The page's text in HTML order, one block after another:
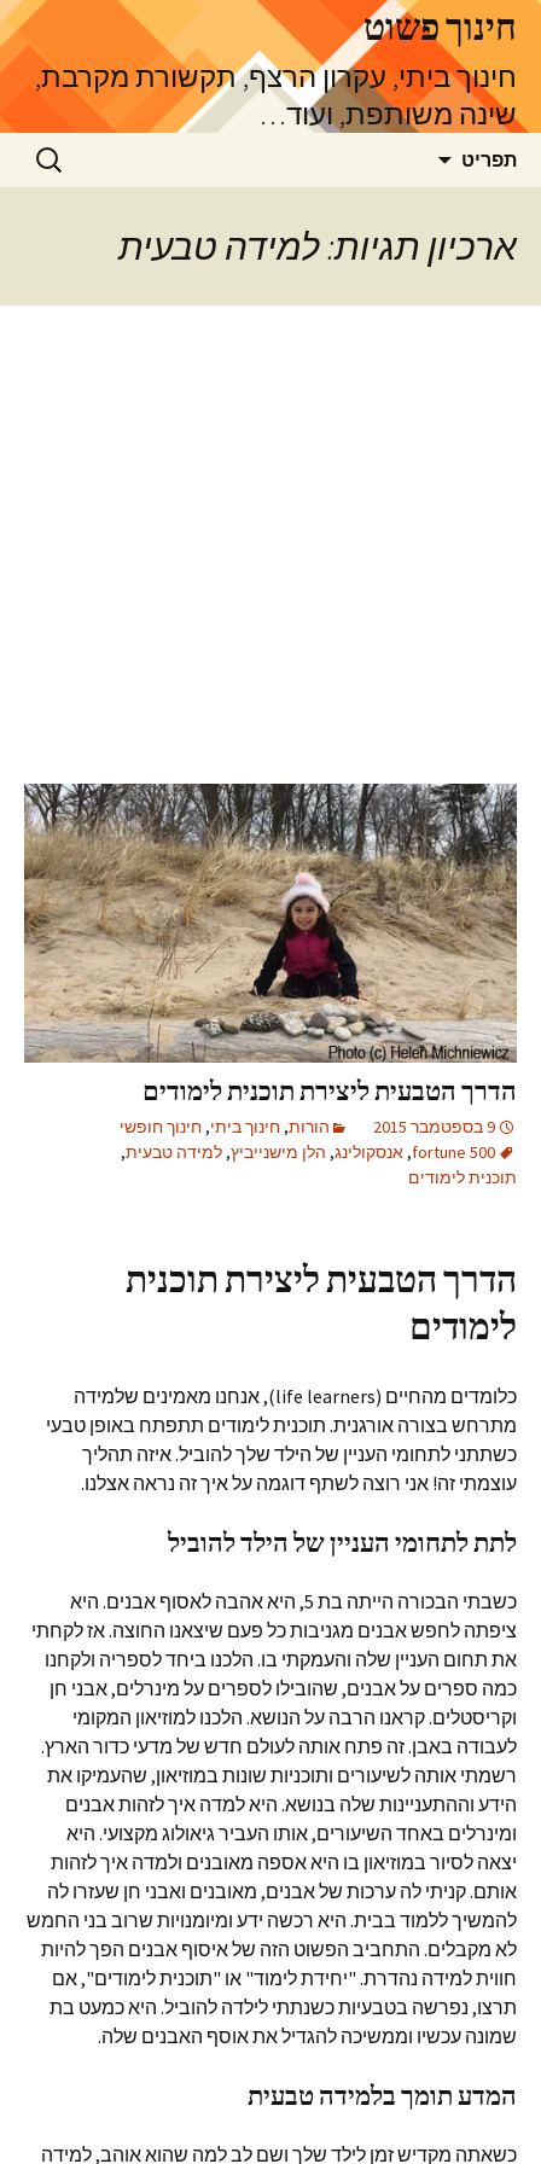
לדלג
לתוכןחינוך פשוט
חינוך ביתי, עקרון הרצף, תקשורת מקרבת,
שינה משותפת, ועוד…
תפריט חיפוש:
ארכיון תגיות: למידה טבעית
הדרך הטבעית ליצירת תוכנית לימודים
9 בספטמבר 2015 הורות, חינוך ביתי, חינוך חופשי
fortune 500
, אנסקולינג, הלן מישנייביץ, למידה טבעית,
תוכנית לימודים
הדרך הטבעית ליצירת תוכנית
לימודים
כלומדים מהחיים (life learners), אנחנו מאמינים שלמידה
מתרחש בצורה אורגנית. תוכנית לימודים תתפתח באופן טבעי
כשתתני לתחומי העניין של הילד שלך להוביל. איזה תהליך
עוצמתי זה! אני רוצה לשתף דוגמה על איך זה נראה אצלנו.
לתת לתחומי העניין של הילד להוביל
כשבתי הבכורה הייתה בת 5, היא אהבה לאסוף אבנים. היא
ציפתה לחפש אבנים מגניבות כל פעם שיצאנו החוצה. אז לקחתי
את תחום העניין שלה והעמקתי בו. הלכנו ביחד לספריה ולקחנו
כמה ספרים על אבנים, שהובילו לספרים על מינרלים, אבני חן
וקריסטלים. קראנו הרבה על הנושא. הלכנו למוזיאון המקומי
לעבודה באבן. זה פתח אותה לעולם חדש של מדעי כדור הארץ.
רשמתי אותה לשיעורים ותוכניות שונות במוזיאון, שהעמיקו את
הידע וההתעניינות שלה בנושא. היא למדה איך לזהות אבנים
ומינרלים באחד השיעורים, אותו העביר גיאולוג מקצועי. היא
יצאה לסיור במוזיאון בו היא אספה מאובנים ולמדה איך לזהות
אותם. קניתי לה ערכות של אבנים, מאובנים ואבני חן שעזרו לה
להמשיך ללמוד בבית. היא רכשה ידע ומיומנויות שרוב בני החמש
לא מקבלים. התחביב הפשוט הזה של איסוף אבנים הפך להיות
חווית למידה נהדרת. "יחידת לימוד" או "תוכנית לימודים", אם
תרצו, נפרשה בטבעיות כשנתתי לילדה להוביל. היא כמעט בת
שמונה עכשיו וממשיכה להגדיל את אוסף האבנים שלה.
המדע תומך בלמידה טבעית
כשאתה מקדיש זמן לילד שלך ושם לב למה שהוא אוהב, למידה